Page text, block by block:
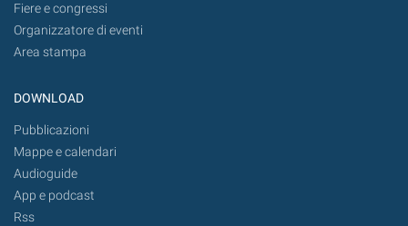
Fiere e congressi
Organizzatore di eventi
Area stampa
DOWNLOAD
Pubblicazioni
Mappe e calendari
Audioguide
App e podcast
Rss